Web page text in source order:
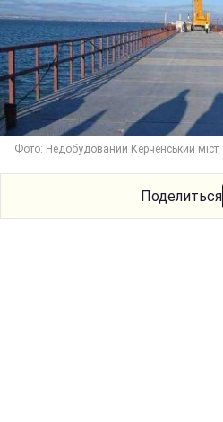
Фото: Недобудований Керченський міст
Поделиться